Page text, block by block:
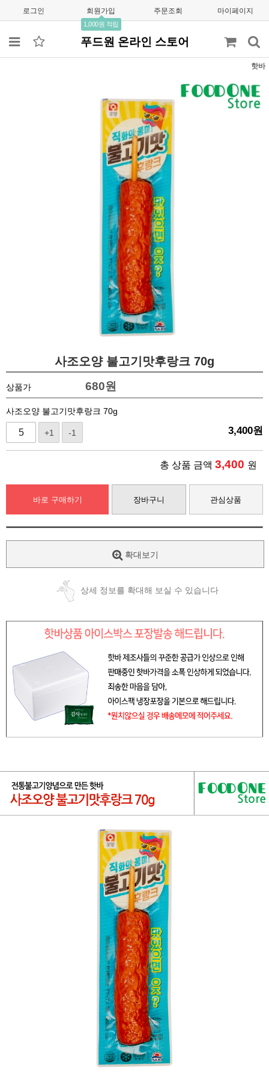
로그인 회원가입
1,000원 적립
주문조회 마이페이지
푸드원 온라인 스토어
핫바
사조오양 불고기맛후랑크 70g
상품가 680원
사조오양 불고기맛후랑크 70g
+1 -1 3,400원
총 상품 금액 3,400 원
바로 구매하기 장바구니 관심상품
확대보기
상세 정보를 확대해 보실 수 있습니다